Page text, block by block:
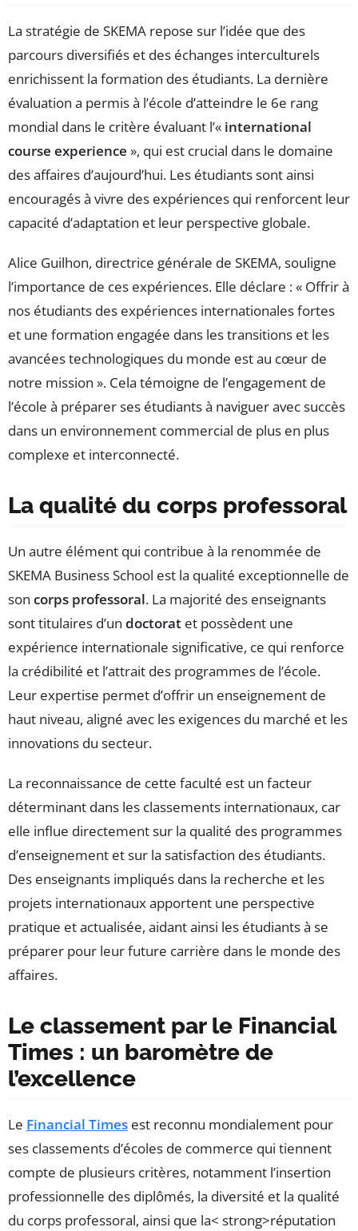
La stratégie de SKEMA repose sur l’idée que des
parcours diversifiés et des échanges interculturels
enrichissent la formation des étudiants. La dernière
évaluation a permis à l’école d’atteindre le 6e rang
mondial dans le critère évaluant l’« international
course experience », qui est crucial dans le domaine
des affaires d’aujourd’hui. Les étudiants sont ainsi
encouragés à vivre des expériences qui renforcent leur
capacité d’adaptation et leur perspective globale.
Alice Guilhon, directrice générale de SKEMA, souligne
l’importance de ces expériences. Elle déclare : « Offrir à
nos étudiants des expériences internationales fortes
et une formation engagée dans les transitions et les
avancées technologiques du monde est au cœur de
notre mission ». Cela témoigne de l’engagement de
l’école à préparer ses étudiants à naviguer avec succès
dans un environnement commercial de plus en plus
complexe et interconnecté.
La qualité du corps professoral
Un autre élément qui contribue à la renommée de
SKEMA Business School est la qualité exceptionnelle de
son corps professoral. La majorité des enseignants
sont titulaires d’un doctorat et possèdent une
expérience internationale significative, ce qui renforce
la crédibilité et l’attrait des programmes de l’école.
Leur expertise permet d’offrir un enseignement de
haut niveau, aligné avec les exigences du marché et les
innovations du secteur.
La reconnaissance de cette faculté est un facteur
déterminant dans les classements internationaux, car
elle influe directement sur la qualité des programmes
d’enseignement et sur la satisfaction des étudiants.
Des enseignants impliqués dans la recherche et les
projets internationaux apportent une perspective
pratique et actualisée, aidant ainsi les étudiants à se
préparer pour leur future carrière dans le monde des
affaires.
Le classement par le Financial
Times : un baromètre de
l’excellence
Le Financial Times est reconnu mondialement pour
ses classements d’écoles de commerce qui tiennent
compte de plusieurs critères, notamment l’insertion
professionnelle des diplômés, la diversité et la qualité
du corps professoral, ainsi que la< strong>réputation